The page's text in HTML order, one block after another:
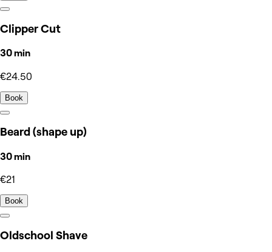
Clipper Cut
30 min
€24.50
Book
Beard (shape up)
30 min
€21
Book
Oldschool Shave